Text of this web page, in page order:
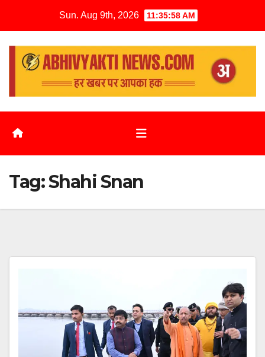
Sun. Aug 9th, 2026 11:35:59 AM
Tag:Shahi Snan